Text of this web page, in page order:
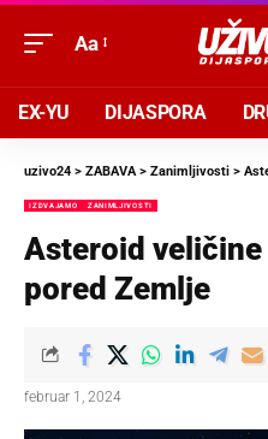
Aa
EX-YU DIJASPORA
uzivo24 > ZABAVA> Zanimljivosti >
IZDVAJAMO ZANIMLJIVOSTI
Asteroid
pored Zemlje
februar 1, 2024